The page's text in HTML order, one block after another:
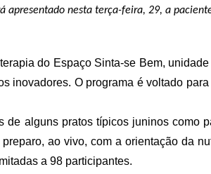
apresentado nesta terça-feira, 29, a
do Espaço Sinta-se Bem,
inovadores. O programa é voltado
de alguns pratos típicos juninos como
, ao vivo, com a orientação da
a 98 participantes.